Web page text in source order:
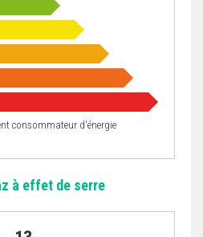
consommateur d'énergie
à effet de serre